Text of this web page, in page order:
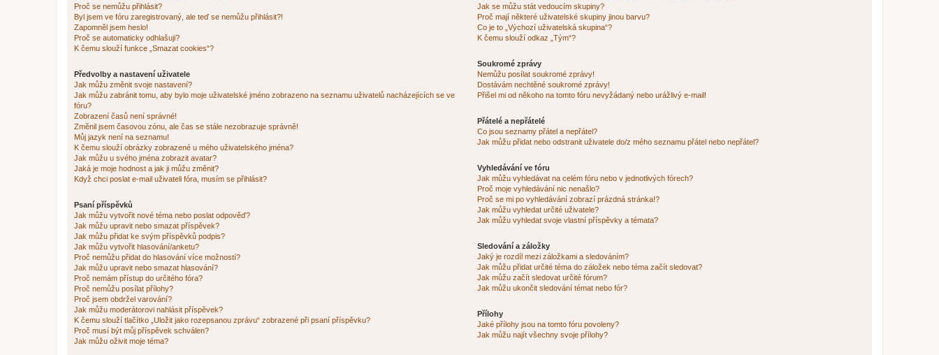
Proč se nemůžu přihlásit?
Byl jsem ve fóru zaregistrovaný, ale teď se nemůžu přihlásit?!
Zapomněl jsem heslo!
Proč se automaticky odhlašuji?
K čemu slouží funkce „Smazat cookies“?
Předvolby a nastavení uživatele
Jak můžu změnit svoje nastavení?
Jak můžu zabránit tomu, aby bylo moje uživatelské jméno zobrazeno na seznamu uživatelů nacházejících se ve
fóru?
Zobrazení časů není správné!
Změnil jsem časovou zónu, ale čas se stále nezobrazuje správně!
Můj jazyk není na seznamu!
K čemu slouží obrázky zobrazené u mého uživatelského jména?
Jak můžu u svého jména zobrazit avatar?
Jaká je moje hodnost a jak ji můžu změnit?
Když chci poslat e-mail uživateli fóra, musím se přihlásit?
Psaní příspěvků
Jak můžu vytvořit nové téma nebo poslat odpověď?
Jak můžu upravit nebo smazat příspěvek?
Jak můžu přidat ke svým příspěvků podpis?
Jak můžu vytvořit hlasování/anketu?
Proč nemůžu přidat do hlasování více možností?
Jak můžu upravit nebo smazat hlasování?
Proč nemám přístup do určitého fóra?
Proč nemůžu posílat přílohy?
Proč jsem obdržel varování?
Jak můžu moderátorovi nahlásit příspěvek?
K čemu slouží tlačítko „Uložit jako rozepsanou zprávu“ zobrazené při psaní příspěvku?
Proč musí být můj příspěvek schválen?
Jak můžu oživit moje téma?
Jak se můžu stát vedoucím skupiny?
Proč mají některé uživatelské skupiny jinou barvu?
Co je to „Výchozí uživatelská skupina“?
K čemu slouží odkaz „Tým“?
Soukromé zprávy
Nemůžu posílat soukromé zprávy!
Dostávám nechtěné soukromé zprávy!
Přišel mi od někoho na tomto fóru nevyžádaný nebo urážlivý e-mail!
Přátelé a nepřátelé
Co jsou seznamy přátel a nepřátel?
Jak můžu přidat nebo odstranit uživatele do/z mého seznamu přátel nebo nepřátel?
Vyhledávání ve fóru
Jak můžu vyhledávat na celém fóru nebo v jednotlivých fórech?
Proč moje vyhledávání nic nenašlo?
Proč se mi po vyhledávání zobrazí prázdná stránka!?
Jak můžu vyhledat určité uživatele?
Jak můžu vyhledat svoje vlastní příspěvky a témata?
Sledování a záložky
Jaký je rozdíl mezi záložkami a sledováním?
Jak můžu přidat určité téma do záložek nebo téma začít sledovat?
Jak můžu začít sledovat určité fórum?
Jak můžu ukončit sledování témat nebo fór?
Přílohy
Jaké přílohy jsou na tomto fóru povoleny?
Jak můžu najít všechny svoje přílohy?